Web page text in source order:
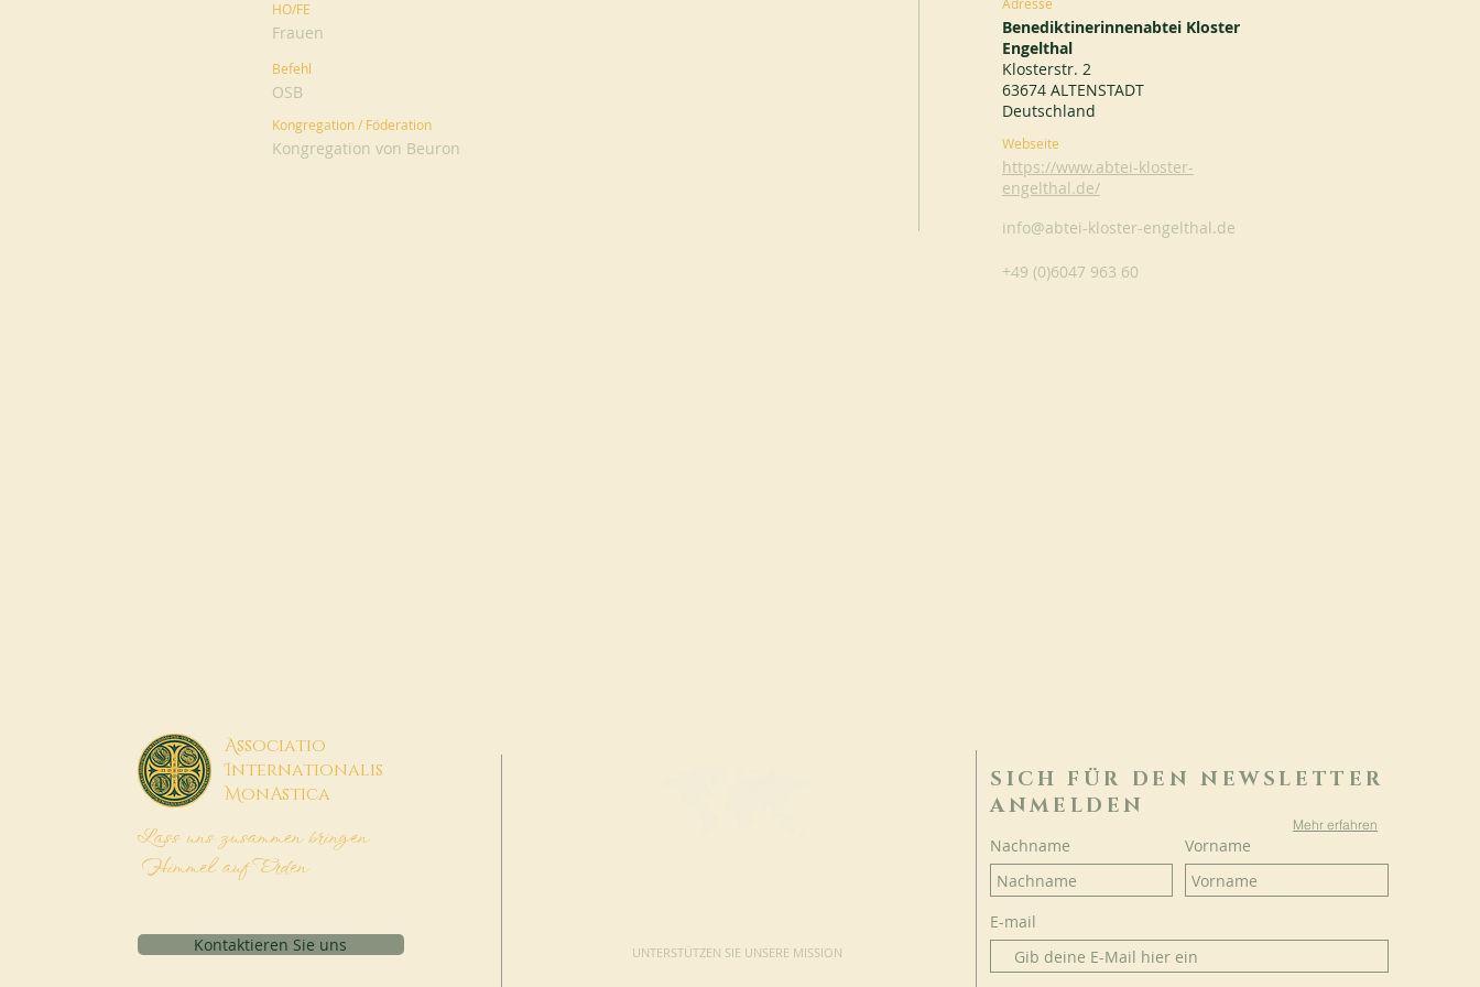
HO/FE
Frauen
Befehl
OSB
Kongregation / Föderation
Kongregation von Beuron
Benediktinerinnenabtei Kloster
Engelthal
Klosterstr. 2
63674 ALTENSTADT
Deutschland
Webseite
https://www.abtei-kloster-
engelthal.de/
info@abtei-kloster-engelthal.de
+49 (0)6047 963 60
Associatio
Internationalis
MonAstica
Lass uns zusammen bringen
Himmel auf Erden
Kontaktieren Sie uns UNTERSTÜTZEN SIE UNSERE MISSION
SICH FÜR DEN NEWSLETTER
ANMELDEN
Mehr erfahren
Nachname Vorname
E-mail